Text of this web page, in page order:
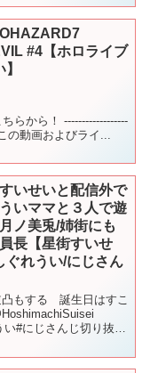
#4【ホロライブ
らから！ ------------------
の動画およびライ...
いせいと配信外で
いママと３人で遊
ノ美兎/姉街にも
長【星街すいせ
ぐれうい/にじさん
凸もする 誕生日はすこ
#にじさんじ切り抜き